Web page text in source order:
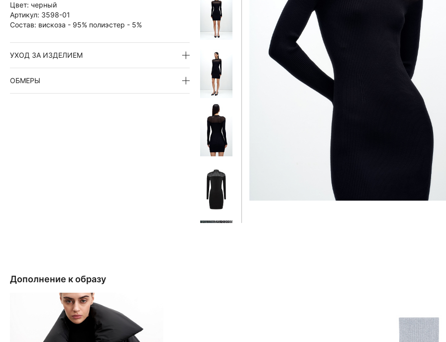
Цвет: черный
Артикул: 3598-01
Состав: вискоза - 95% полиэстер - 5%
УХОД ЗА ИЗДЕЛИЕМ
ОБМЕРЫ
Дополнение к образу